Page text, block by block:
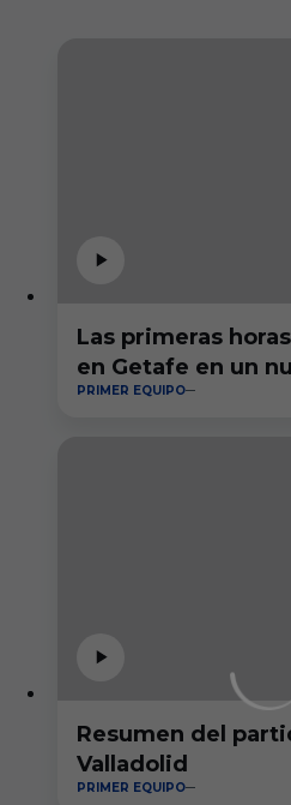
Las primeras
en Getafe en un
PRIMER EQUIPO
Resumen del
Valladolid
PRIMER EQUIPO